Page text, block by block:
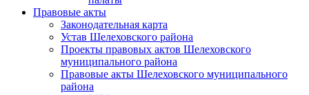
Правовые акты
Законодательная карта
Устав Шелеховского района
Проекты правовых актов Шелеховского
муниципального района
Правовые акты Шелеховского муниципального
района